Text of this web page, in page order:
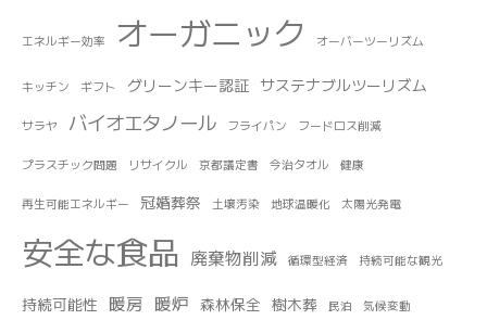
エネルギー効率 オーガニック オーバーツーリズム
キッチン ギフト グリーンキー認証 サステナブルツーリズム
サラヤ バイオエタノール フライパン フードロス削減
プラスチック問題 リサイクル 京都議定書 今治タオル 健康
再生可能エネルギー 冠婚葬祭 土壌汚染 地球温暖化 太陽光発電
安全な食品 廃棄物削減 循環型経済 持続可能な観光
持続可能性 暖房 暖炉 森林保全 樹木葬 民泊 気候変動